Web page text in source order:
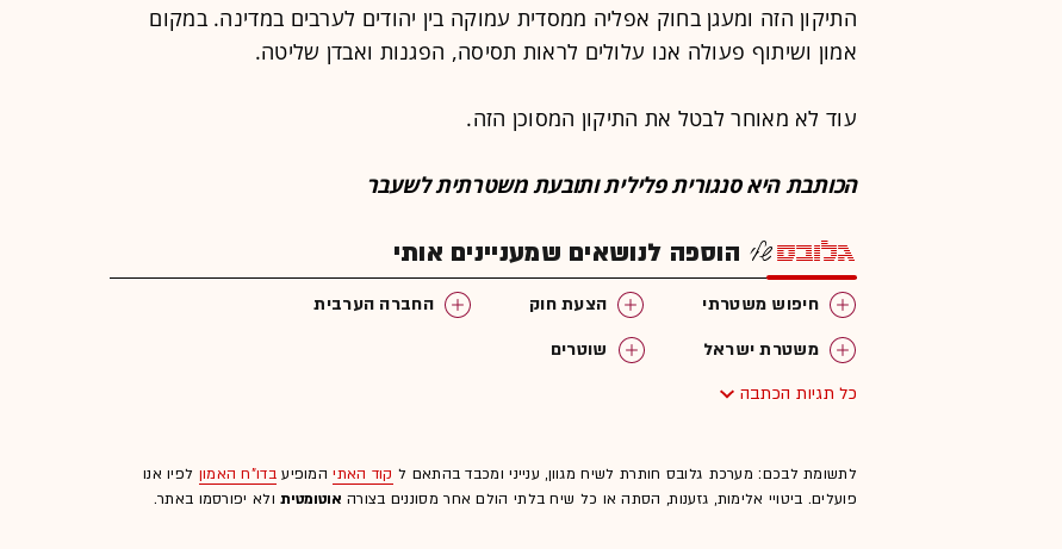
התיקון הזה ומעגן בחוק אפליה ממסדית עמוקה בין יהודים לערבים במדינה. במקום
אמון ושיתוף פעולה אנו עלולים לראות תסיסה, הפגנות ואבדן שליטה.
עוד לא מאוחר לבטל את התיקון המסוכן הזה.
הכותבת היא סנגורית פלילית ותובעת משטרתית לשעבר
הוספה לנושאים שמעניינים אותי
חיפוש משטרתי הצעת חוק
החברה הערבית
משטרת ישראל
שוטרים
כל תגיות הכתבה
לתשומת לבכם: מערכת גלובס חותרת לשיח מגוון, ענייני ומכבד בהתאם ל קוד האתיהמופיעבדו"ח האמון לפיו אנו
פועלים. ביטויי אלימות, גזענות, הסתה או כל שיח בלתי הולם אחר מסוננים בצורה אוטומטיתולא יפורסמו באתר.